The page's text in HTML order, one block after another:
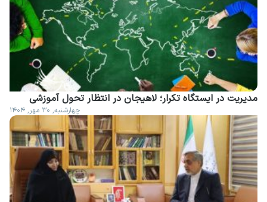
مدیریت در ایستگاه تکرار؛ لاهیجان در انتظار تحول آموزشی
چهارشنبه, ۳۰ مهر, ۱۴۰۴